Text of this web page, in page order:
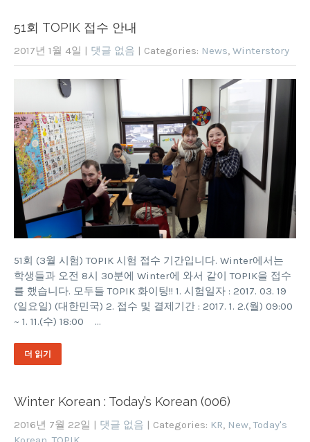
51회 TOPIK 접수 안내
2017년 1월 4일 | 댓글 없음 | Categories: News, Winterstory
51회 (3월 시험) TOPIK 시험 접수 기간입니다. Winter에서는
학생들과 오전 8시 30분에 Winter에 와서 같이 TOPIK을 접수
를 했습니다. 모두들 TOPIK 화이팅!! 1. 시험일자 : 2017. 03. 19
(일요일) (대한민국) 2. 접수 및 결제기간 : 2017. 1. 2.(월) 09:00
~ 1. 11.(수) 18:00 …
더 읽기
Winter Korean : Today’s Korean (006)
2016년 7월 22일 | 댓글 없음 | Categories: KR, New,Today's